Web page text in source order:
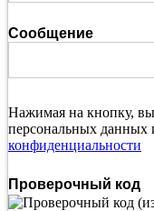
Сообщение
Нажимая на кнопку, вы
персональных данных
конфиденциальности
Проверочный код